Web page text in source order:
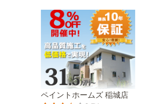
ペイントホームズ 稲城店